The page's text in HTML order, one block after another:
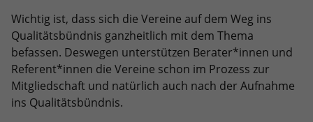
Wichtig ist, dass sich die Vereine auf dem Weg ins
Qualitätsbündnis ganzheitlich mit dem Thema
befassen. Deswegen unterstützen Berater*innen und
Referent*innen die Vereine schon im Prozess zur
Mitgliedschaft und natürlich auch nach der Aufnahme
ins Qualitätsbündnis.
Quelle, aus der sie stammen, und die
Seiten in anonymisierter Form.
Name _ga_DFE3PC1446
Anbieter Google LLC